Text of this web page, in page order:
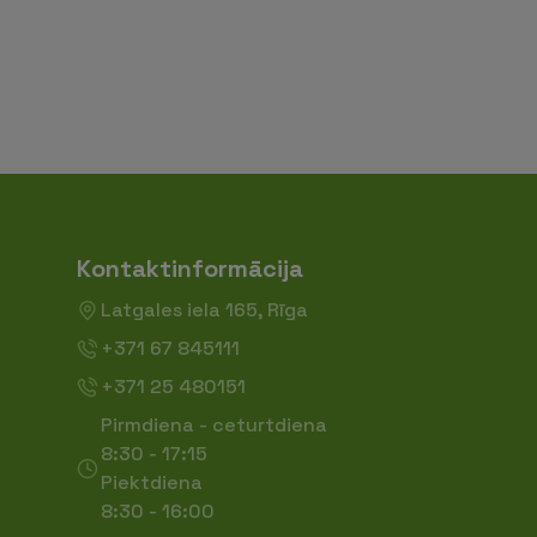
Kontaktinformācija
Latgales iela 165, Rīga
+371 67 845111
+371 25 480151
Pirmdiena - ceturtdiena
8:30 - 17:15
Piektdiena
8:30 - 16:00